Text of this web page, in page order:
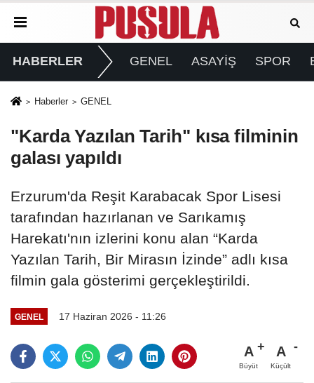
HABERLER GENEL ASAYİŞ SPOR
Haberler GENEL
"Karda Yazılan Tarih" kısa filminin
galası yapıldı
Erzurum'da Reşit Karabacak Spor Lisesi
tarafından hazırlanan ve Sarıkamış
Harekatı'nın izlerini konu alan “Karda
Yazılan Tarih, Bir Mirasın İzinde” adlı kısa
filmin gala gösterimi gerçekleştirildi.
GENEL 17 Haziran 2026 - 11:26
A
Büyüt
A
Küçült